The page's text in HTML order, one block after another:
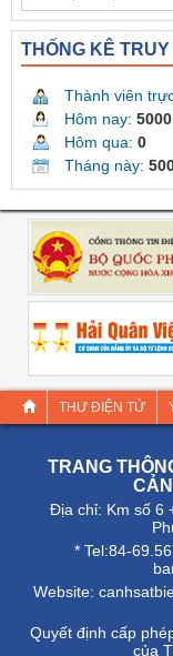
THỐNG KÊ
Thành viên
Hôm nay: 5000
Hôm qua: 0
Tháng này:
THƯ ĐIỆN TỬ
TRANG
Địa chỉ: Km số 6
* Tel:84-
Website:
Quyết định cấp
của